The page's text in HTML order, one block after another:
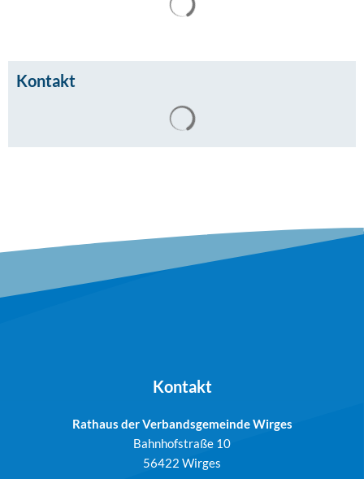
Kontakt
Kontakt
Rathaus der Verbandsgemeinde Wirges
Bahnhofstraße 10
56422 Wirges